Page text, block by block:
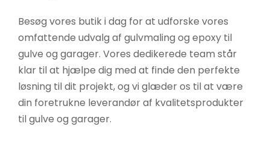
Besøg vores butik i dag for at udforske vores
omfattende udvalg af gulvmaling og epoxy til
gulve og garager. Vores dedikerede team står
klar til at hjælpe dig med at finde den perfekte
løsning til dit projekt, og vi glæder os til at være
din foretrukne leverandør af kvalitetsprodukter
til gulve og garager.